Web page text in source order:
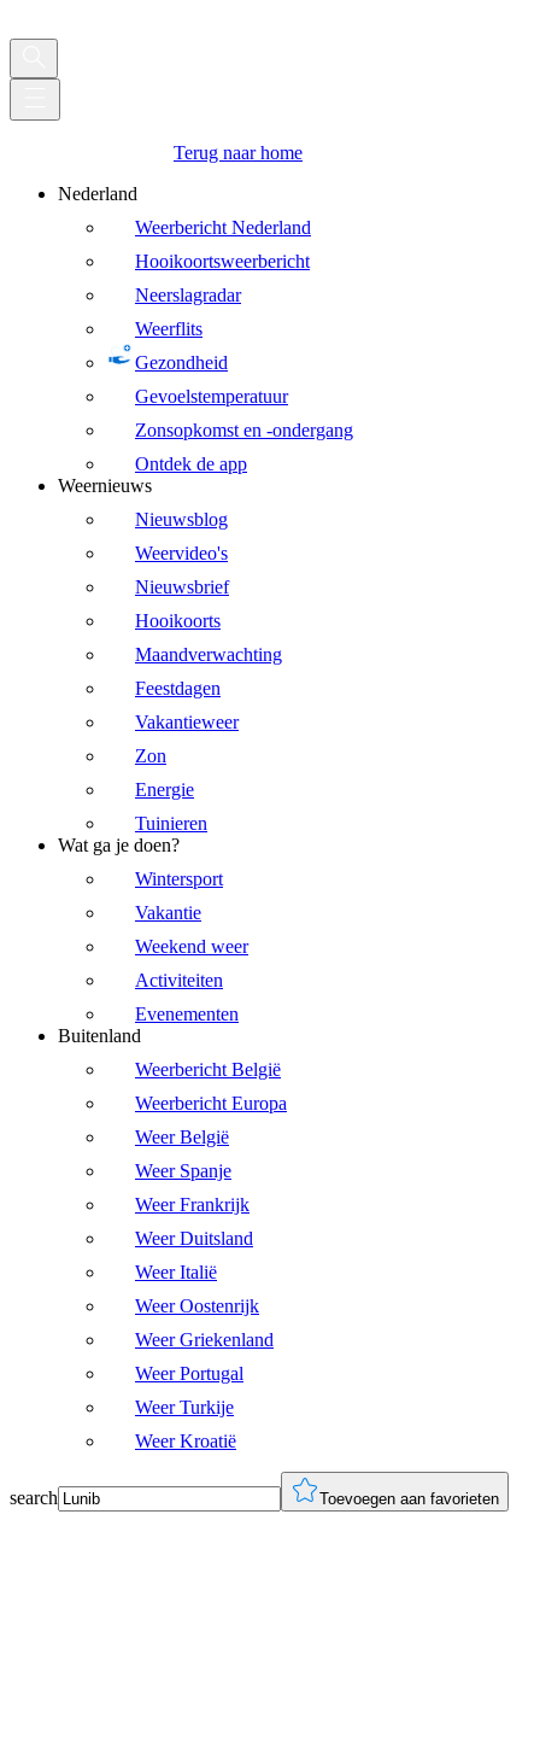
Terug naar home
Nederland
Weerbericht Nederland
Hooikoortsweerbericht
Neerslagradar
Weerflits
Gezondheid
Gevoelstemperatuur
Zonsopkomst en -ondergang
Ontdek de app
Weernieuws
Nieuwsblog
Weervideo's
Nieuwsbrief
Hooikoorts
Maandverwachting
Feestdagen
Vakantieweer
Zon
Energie
Tuinieren
Wat ga je doen?
Wintersport
Vakantie
Weekend weer
Activiteiten
Evenementen
Buitenland
Weerbericht België
Weerbericht Europa
Weer België
Weer Spanje
Weer Frankrijk
Weer Duitsland
Weer Italië
Weer Oostenrijk
Weer Griekenland
Weer Portugal
Weer Turkije
Weer Kroatië
search Toevoegen aan favorieten